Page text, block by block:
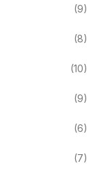
(9)
(8)
(10)
(9)
(6)
(7)